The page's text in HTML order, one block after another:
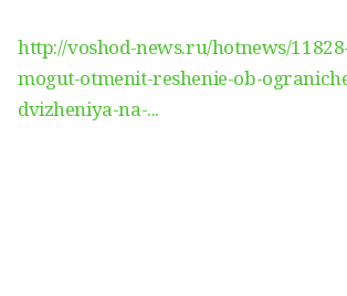
http://voshod-news.ru/hotnews/
mogut-otmenit-reshenie-ob-
dvizheniya-na-...